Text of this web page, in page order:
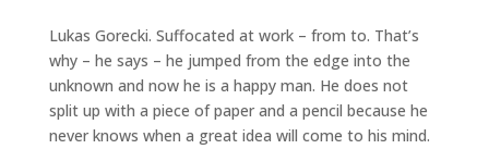
Lukas Gorecki. Suffocated at work – from to. That’s
why – he says – he jumped from the edge into the
unknown and now he is a happy man. He does not
split up with a piece of paper and a pencil because he
never knows when a great idea will come to his mind.